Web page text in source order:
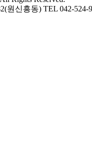
원신흥동) TEL 042-524-